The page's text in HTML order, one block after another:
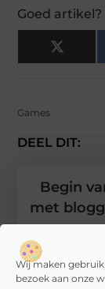
Wij maken
bezoek aan onze
Goed
X
Games
DEEL DIT:
Begin
met